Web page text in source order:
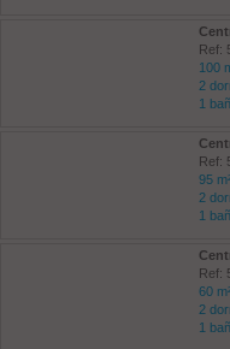
Ref:
100
2
1
Ref:
95
2
1
Ref:
60
2
1